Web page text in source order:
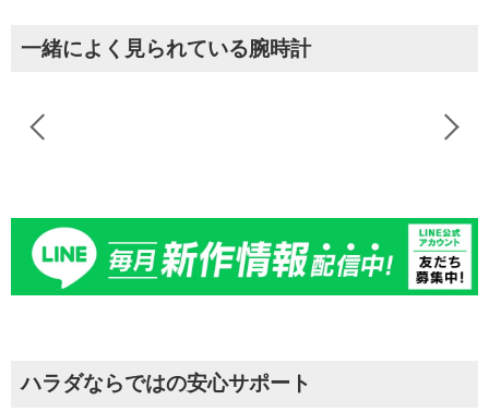
一緒によく見られている腕時計
ハラダならではの安心サポート